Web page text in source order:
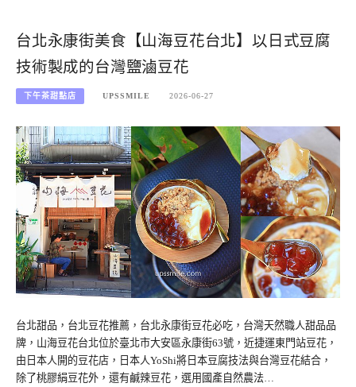
台北永康街美食【山海豆花台北】以日式豆腐
技術製成的台灣鹽滷豆花
下午茶甜點店 UPSSMILE 2026-06-27
台北甜品，台北豆花推薦，台北永康街豆花必吃，台灣天然職人甜品品
牌，山海豆花台北位於臺北市大安區永康街63號，近捷運東門站豆花，
由日本人開的豆花店，日本人YoShi將日本豆腐技法與台灣豆花結合，
除了桃膠絹豆花外，還有鹹辣豆花，選用國產自然農法…